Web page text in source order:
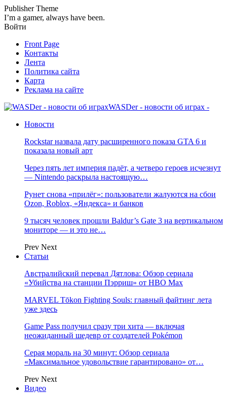
Publisher Theme
I’m a gamer, always have been.
Войти
Front Page
Контакты
Лента
Политика сайта
Карта
Реклама на сайте
WASDer - новости об играх -
Новости
Rockstar назвала дату расширенного показа GTA 6 и
показала новый арт
Через пять лет империя падёт, а четверо героев исчезнут
— Nintendo раскрыла настоящую…
Рунет снова «прилёг»: пользователи жалуются на сбои
Ozon, Roblox, «Яндекса» и банков
9 тысяч человек прошли Baldur’s Gate 3 на вертикальном
мониторе — и это не…
Prev Next
Статьи
Австралийский перевал Дятлова: Обзор сериала
«Убийства на станции Пэрриш» от HBO Max
MARVEL Tōkon Fighting Souls: главный файтинг лета
уже здесь
Game Pass получил сразу три хита — включая
неожиданный шедевр от создателей Pokémon
Серая мораль на 30 минут: Обзор сериала
«Максимальное удовольствие гарантировано» от…
Prev Next
Видео